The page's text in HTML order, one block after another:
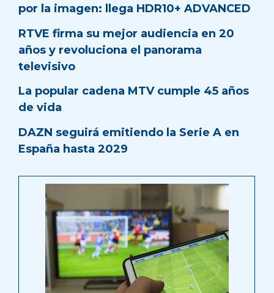
por la imagen: llega HDR10+ ADVANCED
RTVE firma su mejor audiencia en 20
años y revoluciona el panorama
televisivo
La popular cadena MTV cumple 45 años
de vida
DAZN seguirá emitiendo la Serie A en
España hasta 2029